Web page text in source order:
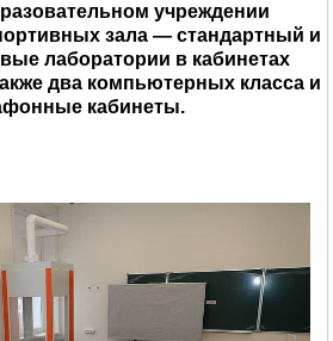
учреждении
зала — стандартный и
лаборатории в кабинетах
два компьютерных класса и
кабинеты.